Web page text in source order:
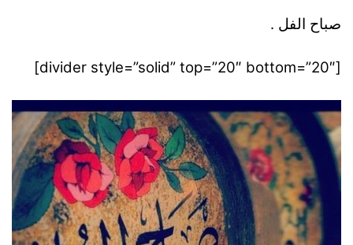
صباح الفل .
[divider style=”solid” top=”20″ bottom=”20″]